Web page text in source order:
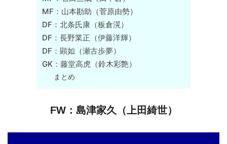
MF：山本勘助（菅原由勢）
DF：北条氏康（板倉滉）
DF：長野業正（伊藤洋輝）
DF：顕如（瀬古歩夢）
GK：藤堂高虎（鈴木彩艶）
まとめ
FW：島津家久（上田綺世）